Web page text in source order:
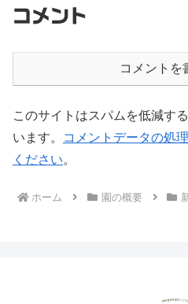
コメント
コメントを
このサイトはスパムを低減す
います。
コメントデータの処
ください。
ホーム 園の概要